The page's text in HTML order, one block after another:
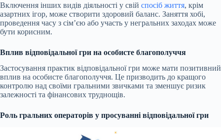
Включення інших видів діяльності у свій спосіб життя, крім
азартних ігор, може створити здоровий баланс. Заняття хобі,
проведення часу з сім’єю або участь у негральних заходах може
бути корисним.
Вплив відповідальної гри на особисте благополуччя
Застосування практик відповідальної гри може мати позитивний
вплив на особисте благополуччя. Це призводить до кращого
контролю над своїми гральними звичками та зменшує ризик
залежності та фінансових труднощів.
Роль гральних операторів у просуванні відповідальної гри